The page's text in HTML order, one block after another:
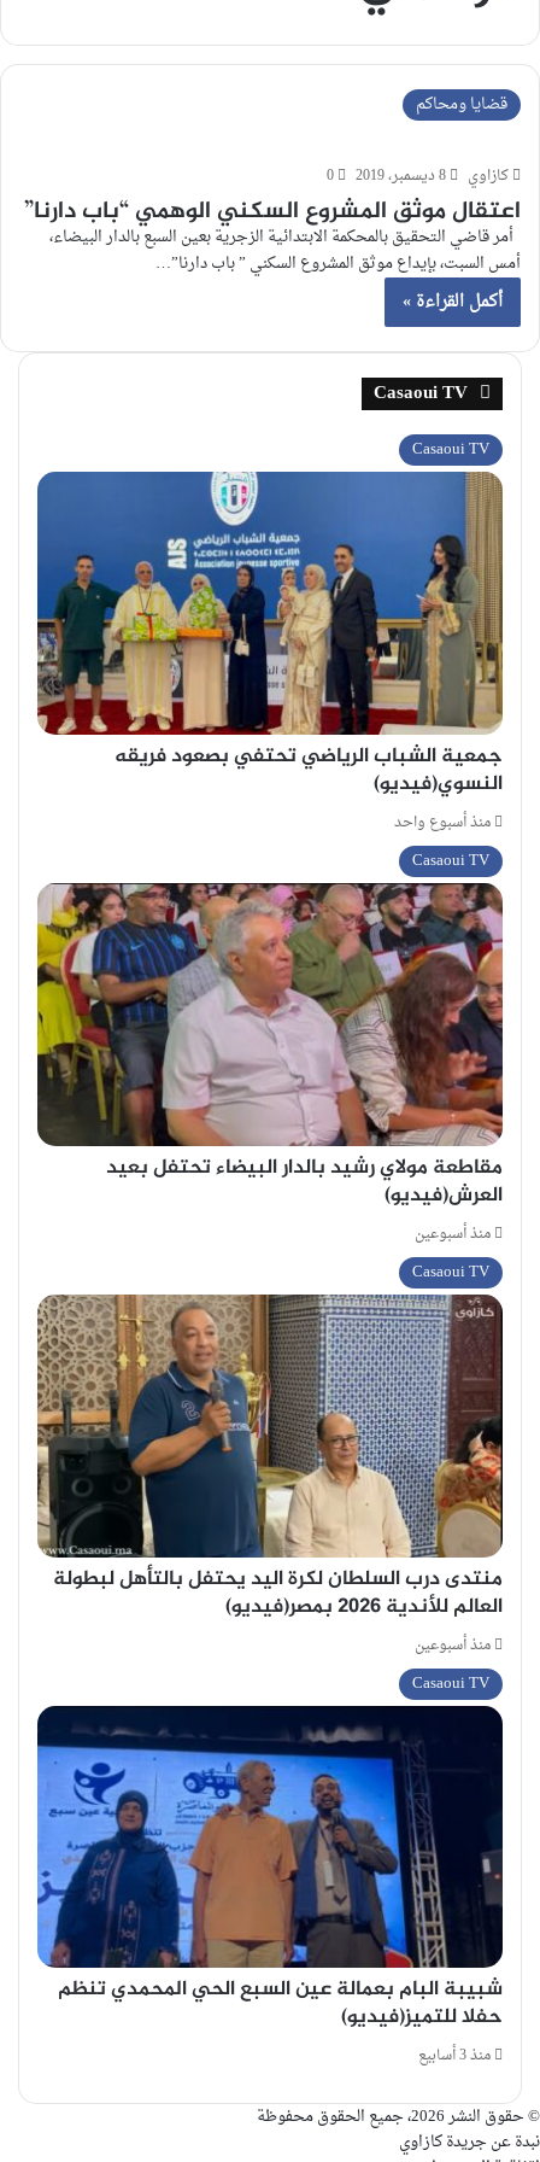
قضايا ومحاكم
كازاوي 8 ديسمبر، 2019 0
اعتقال موثق المشروع السكني الوهمي “باب دارنا”
أمر قاضي التحقيق بالمحكمة الابتدائية الزجرية بعين السبع بالدار البيضاء،
أمس السبت، بإيداع موثق المشروع السكني ” باب دارنا”…
أكمل القراءة »
Casaoui TV
Casaoui TV
جمعية الشباب الرياضي تحتفي بصعود فريقه
النسوي(فيديو)
منذ أسبوع واحد
Casaoui TV
مقاطعة مولاي رشيد بالدار البيضاء تحتفل بعيد
العرش(فيديو)
منذ أسبوعين
Casaoui TV
منتدى درب السلطان لكرة اليد يحتفل بالتأهل لبطولة
العالم للأندية 2026 بمصر(فيديو)
منذ أسبوعين
Casaoui TV
شبيبة البام بعمالة عين السبع الحي المحمدي تنظم
حفلا للتميز(فيديو)
منذ 3 أسابيع
© حقوق النشر 2026، جميع الحقوق محفوظة
نبدة عن جريدة كازاوي